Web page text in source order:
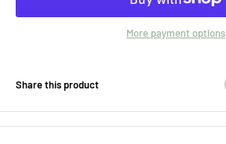
More payment options
Share this product